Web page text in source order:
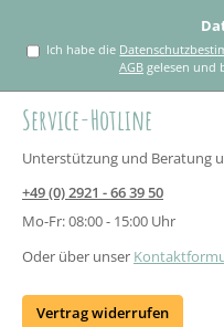
Ich habe die
AGB gelesen und
Service-Hotline
Unterstützung und Beratung
+49 (0) 2921 - 66 39 50
Mo-Fr: 08:00 - 15:00 Uhr
Oder über unser
Vertrag widerrufen